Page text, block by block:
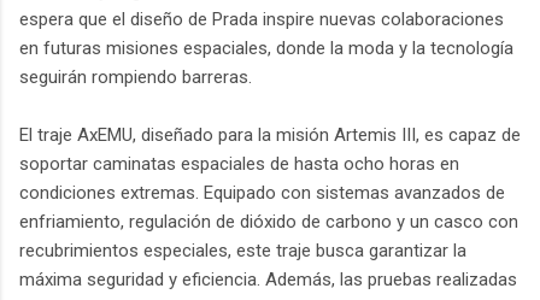
espera que el diseño de Prada inspire nuevas colaboraciones
en futuras misiones espaciales, donde la moda y la tecnología
seguirán rompiendo barreras.
El traje AxEMU, diseñado para la misión Artemis III, es capaz de
soportar caminatas espaciales de hasta ocho horas en
condiciones extremas. Equipado con sistemas avanzados de
enfriamiento, regulación de dióxido de carbono y un casco con
recubrimientos especiales, este traje busca garantizar la
máxima seguridad y eficiencia. Además, las pruebas realizadas